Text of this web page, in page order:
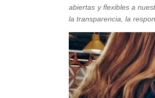
abiertas y flexibles a
la transparencia, la